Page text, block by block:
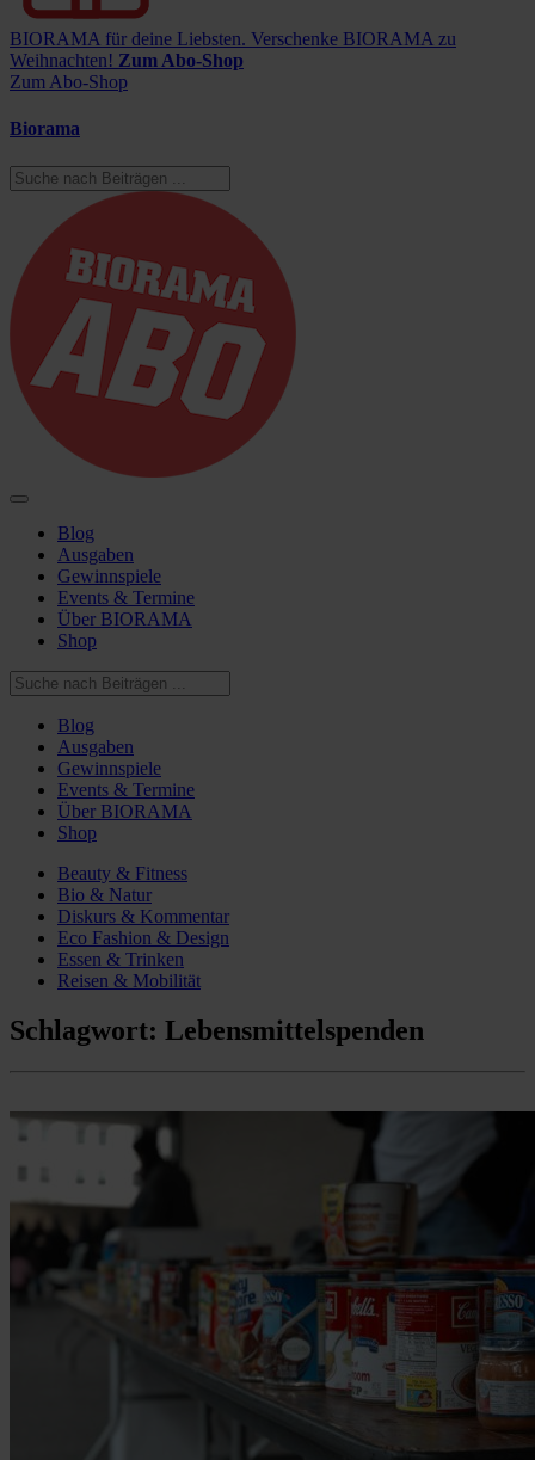
BIORAMA für deine Liebsten. Verschenke BIORAMA zu
Weihnachten! Zum Abo-Shop
Zum Abo-Shop
Biorama
Blog
Ausgaben
Gewinnspiele
Events & Termine
Über BIORAMA
Shop
Blog
Ausgaben
Gewinnspiele
Events & Termine
Über BIORAMA
Shop
Beauty & Fitness
Bio & Natur
Diskurs & Kommentar
Eco Fashion & Design
Essen & Trinken
Reisen & Mobilität
Schlagwort: Lebensmittelspenden